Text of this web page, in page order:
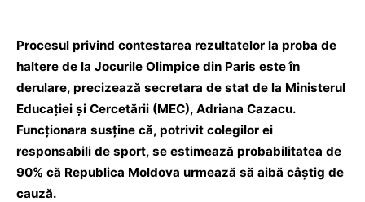
Procesul privind contestarea rezultatelor la proba de
haltere de la Jocurile Olimpice din Paris este în
derulare, precizează secretara de stat de la Ministerul
Educației și Cercetării (MEC), Adriana Cazacu.
Funcționara susține că, potrivit colegilor ei
responsabili de sport, se estimează probabilitatea de
90% că Republica Moldova urmează să aibă câștig de
cauză.